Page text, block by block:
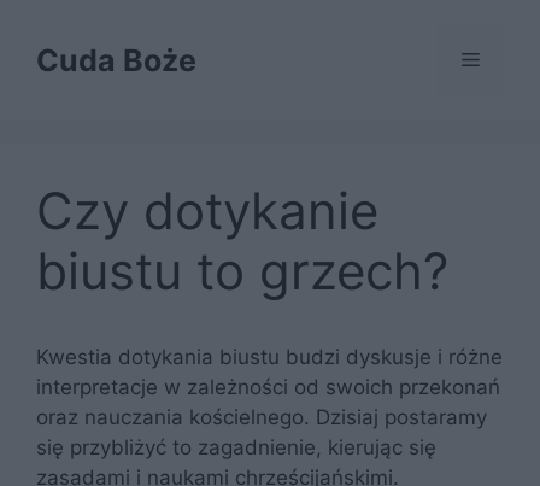
treściCuda Boże Menu
Czy dotykanie
biustu to grzech?
Kwestia dotykania biustu budzi dyskusje i różne
interpretacje w zależności od swoich przekonań
oraz nauczania kościelnego. Dzisiaj postaramy
się przybliżyć to zagadnienie, kierując się
zasadami i naukami chrześcijańskimi.